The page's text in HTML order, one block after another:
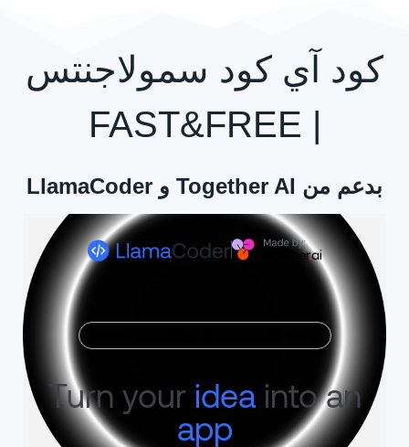
كود آي كود سمولاجنتس
بدعم من Together AI و LlamaCoder